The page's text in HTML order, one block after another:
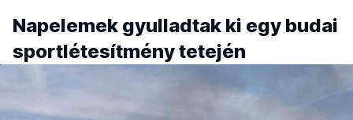
Napelemek gyulladtak ki egy budai
sportlétesítmény tetején